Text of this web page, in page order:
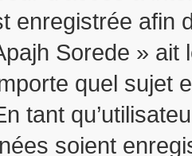
enregistrée afin
Sorede »
quel sujet
tant
soient